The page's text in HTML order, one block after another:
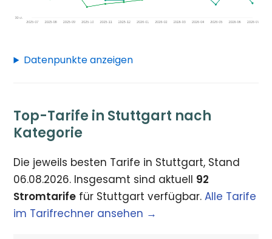
Datenpunkte anzeigen
Top-Tarife in Stuttgart nach
Kategorie
Die jeweils besten Tarife in Stuttgart, Stand
06.08.2026. Insgesamt sind aktuell 92
Stromtarife für Stuttgart verfügbar.Alle Tarife
im Tarifrechner ansehen →